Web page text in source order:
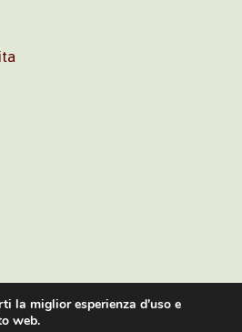
la miglior esperienza d'uso e
web.